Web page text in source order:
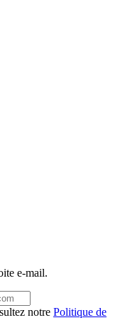
e-mail.
notre Politique de